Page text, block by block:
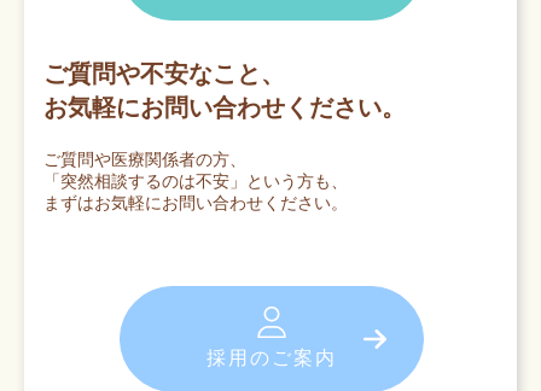
ご質問や不安なこと、
お気軽にお問い合わせください。
ご質問や医療関係者の方、
「突然相談するのは不安」という方も、
まずはお気軽にお問い合わせください。
採用のご案内